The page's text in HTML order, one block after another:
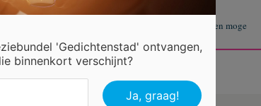
Wat de toekomst brengen moge
1 2 3 4 5 13
'Gedichtenstad' ontvangen,
binnenkort verschijnt?